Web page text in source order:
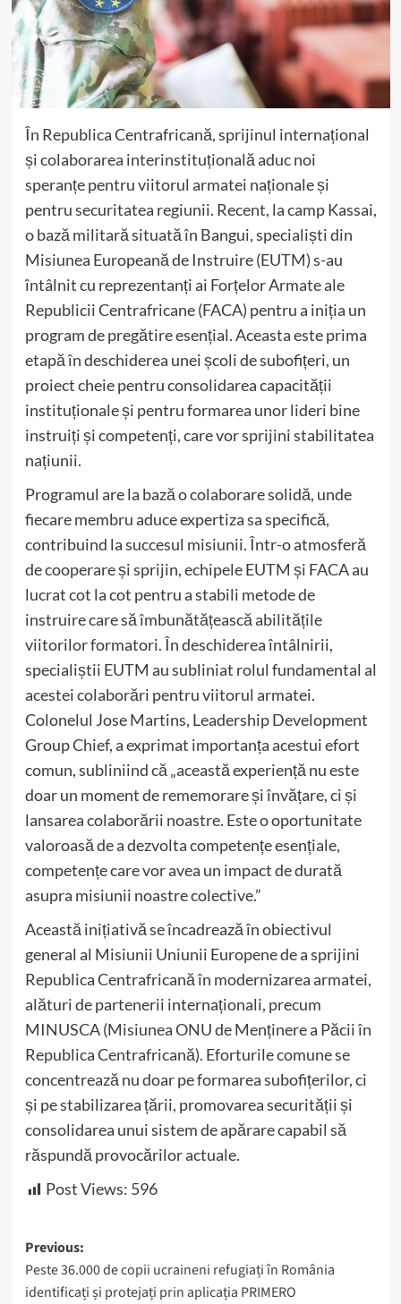
În Republica Centrafricană, sprijinul internațional
și colaborarea interinstituțională aduc noi
speranțe pentru viitorul armatei naționale și
pentru securitatea regiunii. Recent, la camp Kassai,
o bază militară situată în Bangui, specialiști din
Misiunea Europeană de Instruire (EUTM) s-au
întâlnit cu reprezentanți ai Forțelor Armate ale
Republicii Centrafricane (FACA) pentru a iniția un
program de pregătire esențial. Aceasta este prima
etapă în deschiderea unei școli de subofițeri, un
proiect cheie pentru consolidarea capacității
instituționale și pentru formarea unor lideri bine
instruiți și competenți, care vor sprijini stabilitatea
națiunii.
Programul are la bază o colaborare solidă, unde
fiecare membru aduce expertiza sa specifică,
contribuind la succesul misiunii. Într-o atmosferă
de cooperare și sprijin, echipele EUTM și FACA au
lucrat cot la cot pentru a stabili metode de
instruire care să îmbunătățească abilitățile
viitorilor formatori. În deschiderea întâlnirii,
specialiștii EUTM au subliniat rolul fundamental al
acestei colaborări pentru viitorul armatei.
Colonelul Jose Martins, Leadership Development
Group Chief, a exprimat importanța acestui efort
comun, subliniind că „această experiență nu este
doar un moment de rememorare și învățare, ci și
lansarea colaborării noastre. Este o oportunitate
valoroasă de a dezvolta competențe esențiale,
competențe care vor avea un impact de durată
asupra misiunii noastre colective.”
Această inițiativă se încadrează în obiectivul
general al Misiunii Uniunii Europene de a sprijini
Republica Centrafricană în modernizarea armatei,
alături de partenerii internaționali, precum
MINUSCA (Misiunea ONU de Menținere a Păcii în
Republica Centrafricană). Eforturile comune se
concentrează nu doar pe formarea subofițerilor, ci
și pe stabilizarea țării, promovarea securității și
consolidarea unui sistem de apărare capabil să
răspundă provocărilor actuale.
Post Views: 596
Post
navigation
Previous:
Peste 36.000 de copii ucraineni refugiați în România
identificați și protejați prin aplicația PRIMERO